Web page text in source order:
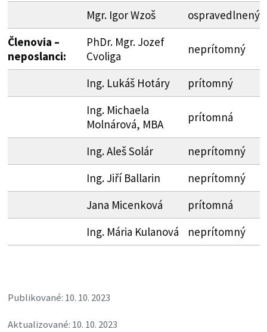
Mgr. Igor Wzoš
ospravedlnený
Členovia –
neposlanci:
PhDr. Mgr. Jozef
Cvoliga
neprítomný
Ing. Lukáš Hotáry
prítomný
Ing. Michaela
Molnárová, MBA
prítomná
Ing. Aleš Solár
neprítomný
Ing. Jiří Ballarin
neprítomný
Jana Micenková
prítomná
Ing. Mária Kulanová
neprítomný
Publikované: 10. 10. 2023
Aktualizované: 10. 10. 2023